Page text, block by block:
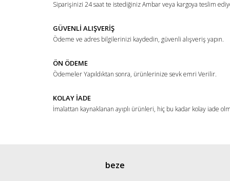
Ürün fiyatı diğer sitelerden daha pahalı.
Bu ürüne benzer farklı alternatifler olmalı.
Gönder
Siparişinizi 24 saat te istediğiniz Ambar veya kargoya teslim
GÜVENLİ ALIŞVERİŞ
Ödeme ve adres bilgilerinizi kaydedin, güvenli alışveriş yapın.
ÖN ÖDEME
Ödemeler Yapıldıktan sonra, ürünlerinize sevk emri Verilir.
KOLAY İADE
İmalattan kaynaklanan ayıplı ürünleri, hiç bu kadar kolay iade
beze